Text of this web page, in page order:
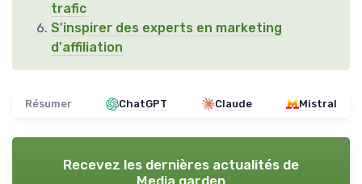
trafic
S'inspirer des experts en marketing
d'affiliation
Résumer ChatGPT Claude Mistral
Recevez les dernières actualités de